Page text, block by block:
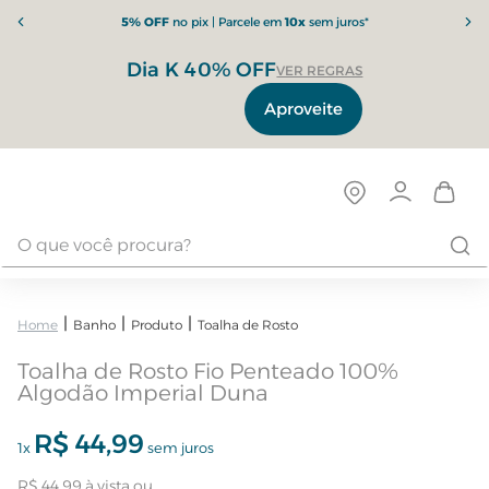
5% OFFno pix | Parcele em10xsem juros*
Dia K 40% OFFVER REGRAS
Aproveite
Banho Produto Toalha de Rosto
Toalha de Rosto Fio Penteado 100%
Algodão Imperial Duna
1x R$ 44,99 sem juros